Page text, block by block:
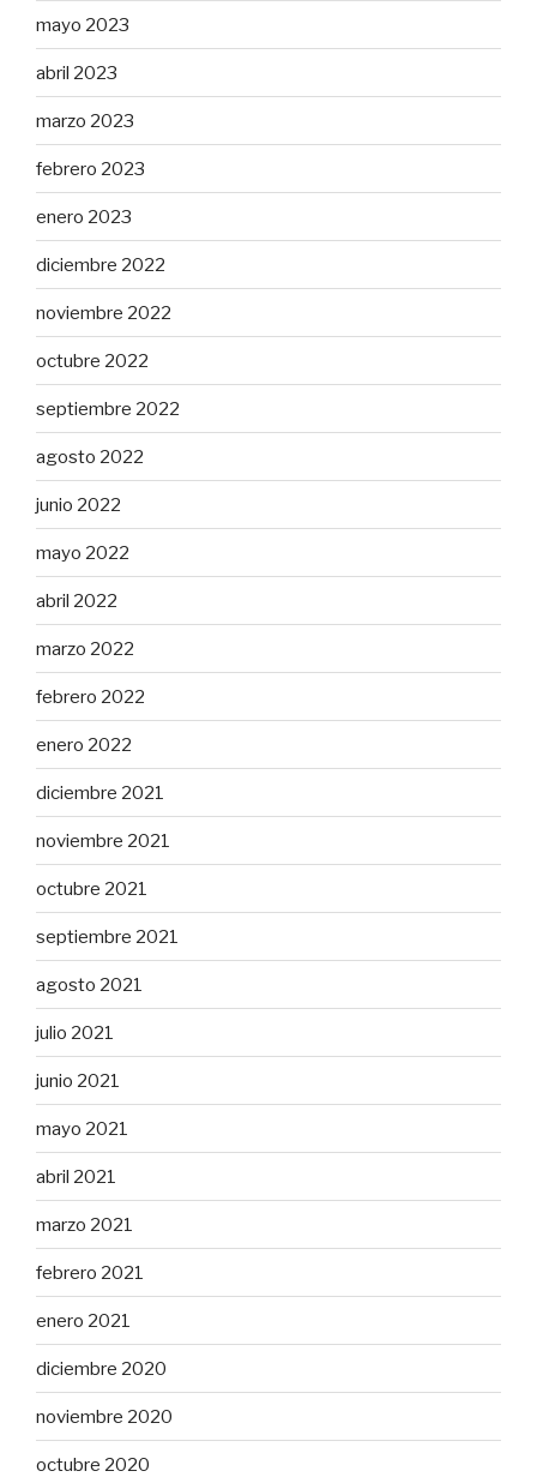
mayo 2023
abril 2023
marzo 2023
febrero 2023
enero 2023
diciembre 2022
noviembre 2022
octubre 2022
septiembre 2022
agosto 2022
junio 2022
mayo 2022
abril 2022
marzo 2022
febrero 2022
enero 2022
diciembre 2021
noviembre 2021
octubre 2021
septiembre 2021
agosto 2021
julio 2021
junio 2021
mayo 2021
abril 2021
marzo 2021
febrero 2021
enero 2021
diciembre 2020
noviembre 2020
octubre 2020